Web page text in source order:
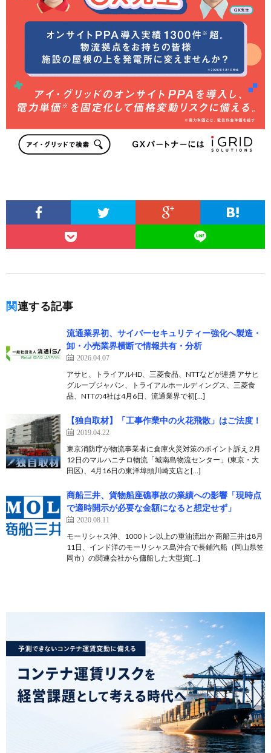
関連する記事
流通業界初、サイバーセキュリティー強化へ製造・
卸・小売業界横断で情報共有・分析
2026.04.07
アサヒ、トライアルHD、三菱食品、NTTなどが連携 アサヒ
グループジャパン、トライアルホールディングス、三菱食
品、NTTの4社は4月6日、流通業界で初[…]
【独自取材】「工事作業中の火花飛散」はご法度！
2019.04.22
東京消防庁が物流事業者に倉庫火災対策のポイント訴え 2月
12日のマルハニチロ物流「城南島物流センター」(東京・大
田区)、4月16日の東洋埠頭川崎支店と[…]
商船三井、貨物船座礁事故の業績への影響「現時点
で適時開示が必要な金額になると想定せず」
2020.08.11
モーリシャス沖、1000トン以上の重油流出か 商船三井は8月
11日、インド洋のモーリシャス島沖合で長鋪汽船（岡山県笠
岡市）の関連会社から傭船した大型貨[…]